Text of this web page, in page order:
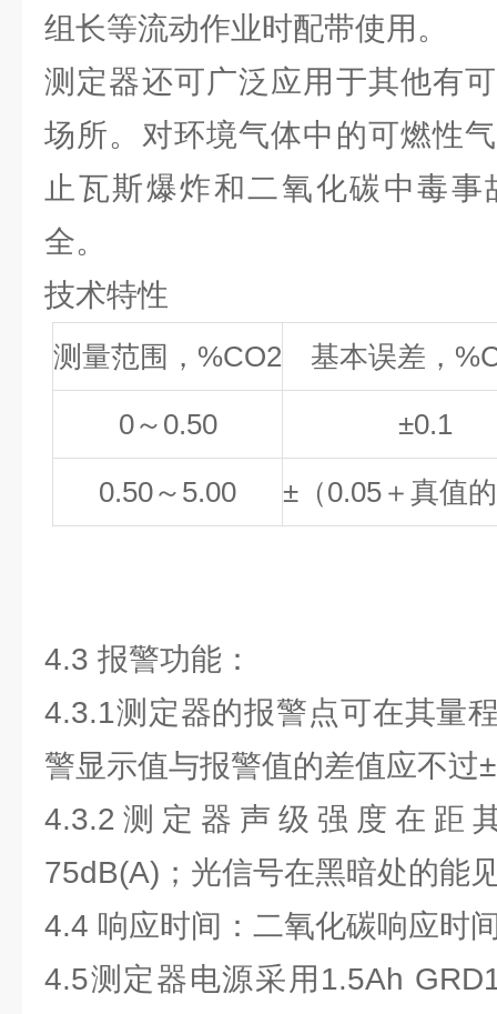
组长等流动作业时配带使用。
测定器还可广泛应用于其他有
场所。对环境气体中的可燃性
止瓦斯爆炸和二氧化碳中毒
全。
技术特性
测量范围， %CO2 基本误差，
0～0.50 ±0.1
0.50～5.00 ±（0.05 ＋真值的
4.3 报警功能：
4.3.1测定器的报警点可在其量
警显示值与报警值的差值应不过
4.3.2测定器声级强度在距
75dB(A)；光信号在黑暗处的能
4.4 响应时间：二氧化碳响应时
4.5测定器电源采用1.5Ah